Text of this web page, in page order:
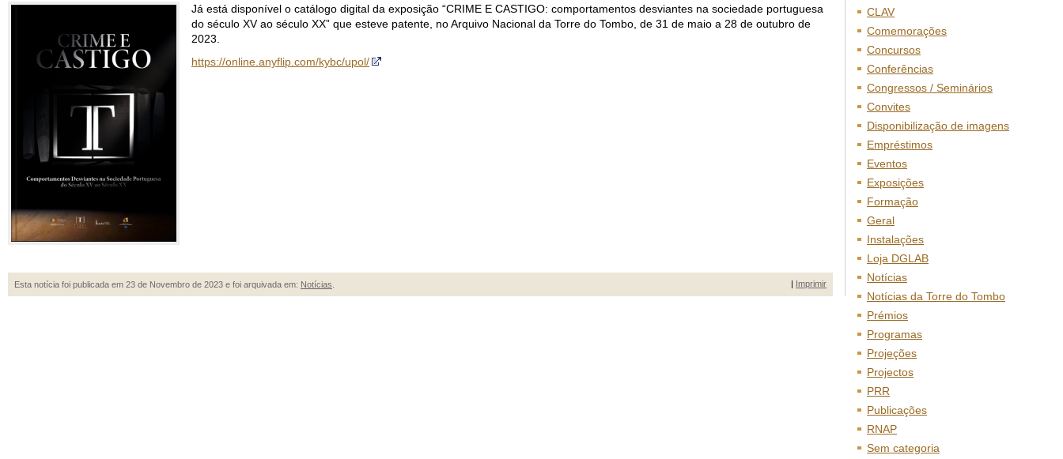
Já está disponível o catálogo digital da exposição “CRIME E CASTIGO: comportamentos desviantes na sociedade portuguesa
do século XV ao século XX” que esteve patente, no Arquivo Nacional da Torre do Tombo, de 31 de maio a 28 de outubro de
2023.
https://online.anyflip.com/kybc/upol/
Esta notícia foi publicada em 23 de Novembro de 2023 e foi arquivada em: Notícias | Imprimir
CLAV
Comemorações
Concursos
Conferências
Congressos / Seminários
Convites
Disponibilização de imagens
Empréstimos
Eventos
Exposições
Formação
Geral
Instalações
Loja DGLAB
Notícias
Notícias da Torre do Tombo
Prémios
Programas
Projeções
Projectos
PRR
Publicações
RNAP
Sem categoria